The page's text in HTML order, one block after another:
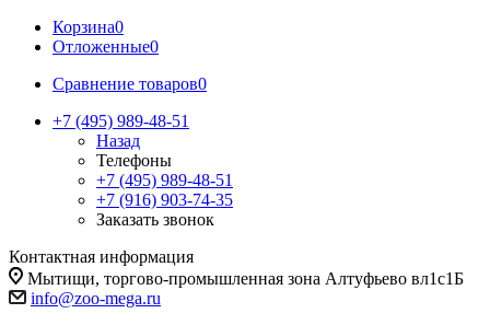
Корзина0
Отложенные0
Сравнение товаров0
+7 (495) 989-48-51
Назад
Телефоны
+7 (495) 989-48-51
+7 (916) 903-74-35
Заказать звонок
Контактная информация
Мытищи, торгово-промышленная зона Алтуфьево вл1с1Б
info@zoo-mega.ru